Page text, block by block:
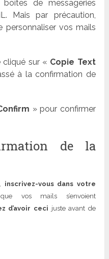
de messageries
Mais par précaution,
personnaliser vos mails
cliqué sur « Copie Text
à la confirmation de
» pour confirmer
de la
inscrivez-vous dans votre
vos mails s’envoient
d’avoir ceci juste avant de